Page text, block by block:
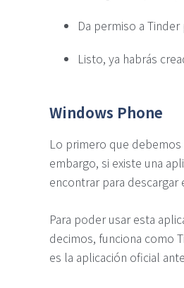
Da permiso a
Listo, ya habrás
Windows Phone
Lo primero que debemos
embargo, si existe una
encontrar para
Para poder usar esta
decimos, funciona como
es la aplicación oficial